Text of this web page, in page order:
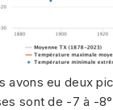
avons eu deux
sont de -7 à -